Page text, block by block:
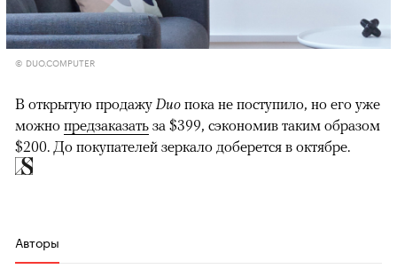
© DUO.COMPUTER
В открытую продажу Duo пока не поступило, но его уже
можно предзаказать за $399, сэкономив таким образом
$200. До покупателей зеркало доберется в октябре.
Авторы